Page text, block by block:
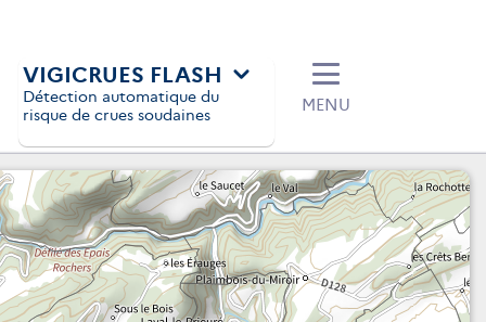
VIGICRUES FLASH
Détection automatique du
risque de crues soudaines
MENU